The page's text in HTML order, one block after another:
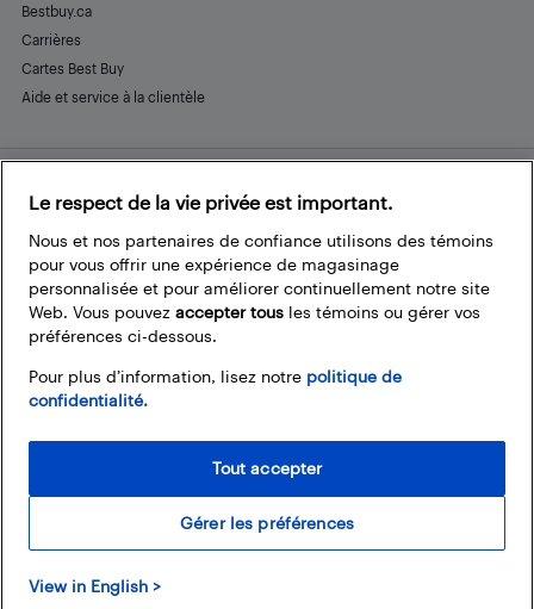
Bestbuy.ca
Carrières
Cartes Best Buy
Aide et service à la clientèle
Restez connecté
FacebookInstagram
PinterestLinkedInYouTube
© 2026 Magasins Best Buy Canada Ltée. Tout droits réservés. Pour usage
Le respect de la vie privée est important.
Nous et nos partenaires de confiance utilisons des témoins
pour vous offrir une expérience de magasinage
personnalisée et pour améliorer continuellement notre site
Web. Vous pouvez accepter tous les témoins ou gérer vos
préférences ci-dessous.
Pour plus d’information, lisez notre
View in English >
politique de
confidentialité.
Gérer les préférences
Tout accepter